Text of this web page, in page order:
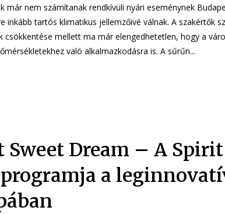
már nem számítanak rendkívüli nyári eseménynek
inkább tartós klimatikus jellemzőivé válnak. A szakértők
csökkentése mellett ma már elengedhetetlen, hogy a
magasabb hőmérsékletekhez való alkalmazkodásra is. A sűrűn...
Sweet Dream – A
a